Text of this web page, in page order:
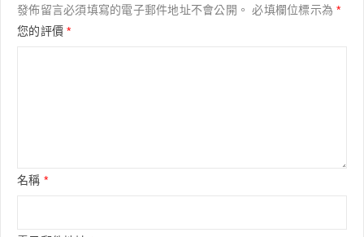
發佈留言必須填寫的電子郵件地址不會公開。 必填欄位標示為*
您的評價*
名稱 *